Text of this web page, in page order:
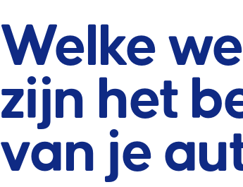
Welke
zijn het
van je